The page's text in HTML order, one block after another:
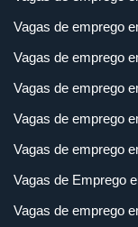
Vagas de emprego
Vagas de emprego
Vagas de emprego
Vagas de emprego
Vagas de emprego
Vagas de Emprego
Vagas de emprego